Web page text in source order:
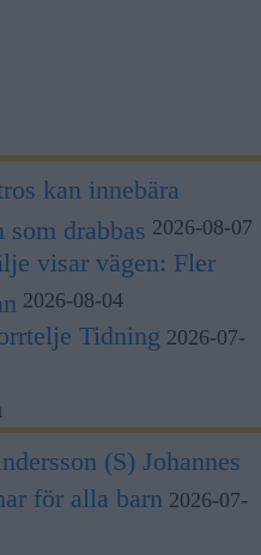
kan innebära
drabbas 2026-08-07
visar vägen: Fler
2026-08-04
Tidning 2026-07-
(S) Johannes
för alla barn 2026-07-